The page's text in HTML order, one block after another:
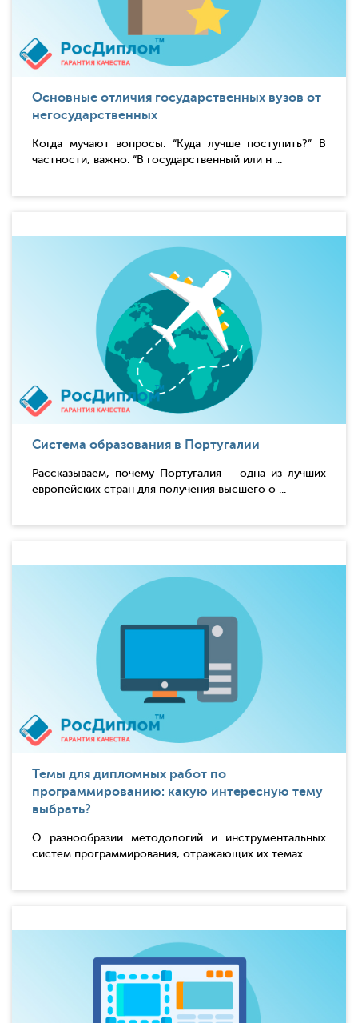
Основные отличия государственных вузов от
негосударственных
Когда мучают вопросы: “Куда лучше поступить?” В
частности, важно: “В государственный или н ...
Система образования в Португалии
Рассказываем, почему Португалия – одна из лучших
европейских стран для получения высшего о ...
Темы для дипломных работ по
программированию: какую интересную тему
выбрать?
О разнообразии методологий и инструментальных
систем программирования, отражающих их темах ...